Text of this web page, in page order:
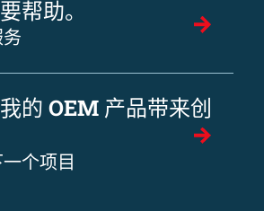
帮助。
的 OEM 产品带来创
个项目